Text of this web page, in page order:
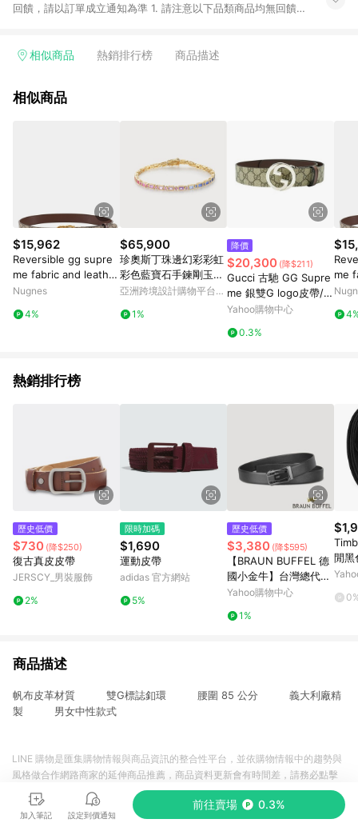
回饋，請以訂單成立通知為準 1. 請注意以下品類商品均無回饋：
電玩/遊戲/相機/單眼/鏡頭/拍立得 [2024/6/1起適用] -內接硬
的購回饋活動享Yahoo超贈點回饋者 - 購物中心商店之商品：商
有相關事證認定您為大宗採購、批發轉賣而非最終消費使用者，
相關認定以Yahoo購物中心之認定為準
相似商品 熱銷排行榜 商品描述
相似商品
$15,962
Reversible gg supre
me fabric and leather
belt - GUCCI - gende
Nugnes
4%
$65,900
珍奧斯丁珠邊幻彩彩虹
彩色藍寶石手鍊剛玉彩
色寶石18k金手鍊
亞洲跨境設計購物平台
1%
降價
$20,300 (降$211)
Gucci 古馳 GG Supre
me 銀雙G logo皮帶/腰
帶(703147-咖/烏木)
Yahoo購物中心
0.3%
me
belt
熱銷排行榜
歷史低價
$730 (降$250)
復古真皮皮帶
JERSCY_男裝服飾
2%
限時加碼
$1,690
運動皮帶
adidas 官方網站
5%
歷史低價
$3,380 (降$595)
【BRAUN BUFFEL 德
國小金牛】台灣總代理
時尚紳士 鏤空自動扣皮
10-SGU
Yahoo購物中心
1%
閒黑
商品描述
帆布皮革材質 雙G標誌釦環 腰圍 85 公分 義大利廠精
製 男女中性款式
加入筆記 設定到價通知
前往賣場 0.3%
LINE 購物是匯集購物情報與商品資訊的整合性平台，並依購物情報中的趨勢與
風格做合作網路商家的延伸商品推薦，商品資料更新會有時間差，請務必點擊
商品至各合作網路商家，確認現售價與購物條件，一切資訊以合作廠商網頁為
準。